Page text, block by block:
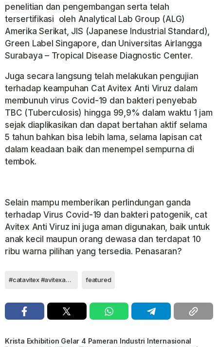
penelitian dan pengembangan serta telah
tersertifikasi oleh Analytical Lab Group (ALG)
Amerika Serikat, JIS (Japanese Industrial Standard ),
Green Label Singapore, dan Universitas Airlangga
Surabaya – Tropical Disease Diagnostic Center.
Juga secara langsung telah melakukan pengujian
terhadap keampuhan Cat Avitex Anti Viruz dalam
membunuh virus Covid-19 dan bakteri penyebab
TBC (Tuberculosis) hingga 99,9% dalam waktu 1 jam
sejak diaplikasikan dan dapat bertahan aktif selama
5 tahun bahkan bisa lebih lama, selama lapisan cat
dalam keadaan baik dan menempel sempurna di
tembok.
Selain mampu memberikan perlindungan ganda
terhadap Virus Covid-19 dan bakteri patogenik, cat
Avitex Anti Viruz ini juga aman digunakan, baik untuk
anak kecil maupun orang dewasa dan terdapat 10
ribu warna pilihan yang tersedia. Penasaran?
#catavitex #avitexantivirus #avitexanticorona featured
Krista Exhibition Gelar 4 Pameran Industri Internasional